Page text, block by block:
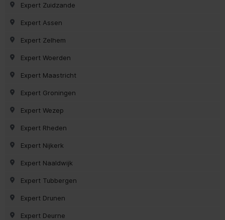
Expert Zuidzande
Expert Assen
Expert Zelhem
Expert Woerden
Expert Maastricht
Expert Groningen
Expert Wezep
Expert Rheden
Expert Nijkerk
Expert Naaldwijk
Expert Tubbergen
Expert Drunen
Expert Deurne